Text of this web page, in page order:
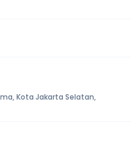
Kota Jakarta Selatan,